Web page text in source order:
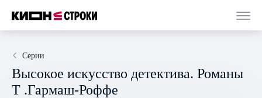
Серии
Высокое искусство детектива. Романы
Т .Гармаш-Роффе